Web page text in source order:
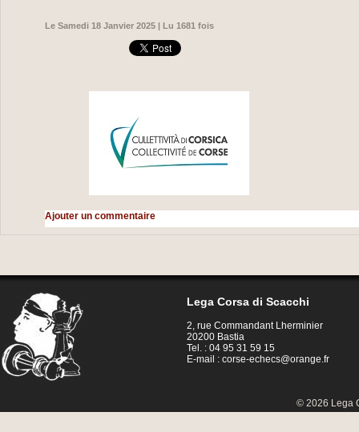
Le Samedi 18 Janvier 2025 | Lu 1681 fois
Ajouter un commentaire
Lega Corsa di Scacchi
2, rue Commandant Lherminier
20200 Bastia
Tel. : 04 95 31 59 15
E-mail :corse-echecs@orange.fr
© 2026 Lega